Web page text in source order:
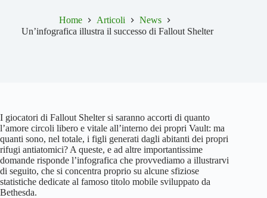
Home Articoli
News
Un’infografica illustra il successo di Fallout Shelter
I giocatori di Fallout Shelter si saranno accorti di quanto
l’amore circoli libero e vitale all’interno dei propri Vault: ma
quanti sono, nel totale, i figli generati dagli abitanti dei propri
rifugi antiatomici? A queste, e ad altre importantissime
domande risponde l’infografica che provvediamo a illustrarvi
di seguito, che si concentra proprio su alcune sfiziose
statistiche dedicate al famoso titolo mobile sviluppato da
Bethesda.